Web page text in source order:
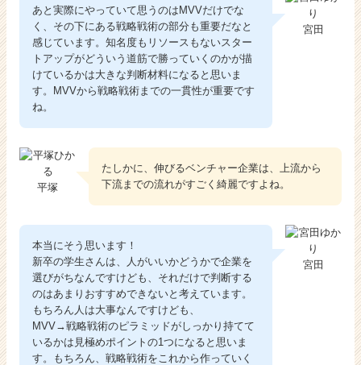
宮田
あと実際にやっていて思うのはMVVだけでな
く、その下にある戦略戦術の部分も重要だなと
感じています。知名度もリソースもないスター
トアップがどういう道筋で勝っていくのかが描
けているかは大きな判断材料になると思いま
す。MVVから戦略戦術までの一貫性が重要です
ね。
平塚
たしかに、伸びるベンチャー企業は、上流から
下流までの流れがすごく綺麗ですよね。
宮田
本当にそう思います！
新卒の学生さんは、人がいいかどうかで企業を
選びがちなんですけども、それだけで判断する
のはあまりおすすめできないと考えています。
もちろん人は大事なんですけども、
MVV→戦略戦術のピラミッドがしっかり持てて
いるかは見極めポイントの1つになると思いま
す。もちろん、戦略戦術をこれから作っていく